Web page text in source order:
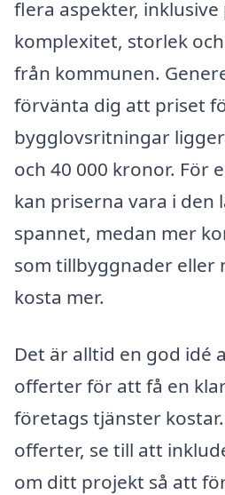
flera aspekter,
komplexitet, storlek
från kommunen.
förvänta dig att priset
bygglovsritningar
och 40 000 kronor. För
kan priserna vara i den
spannet, medan mer
som tillbyggnader eller
kosta mer.
Det är alltid en god idé
offerter för att få en
företags tjänster
offerter, se till att
om ditt projekt så att